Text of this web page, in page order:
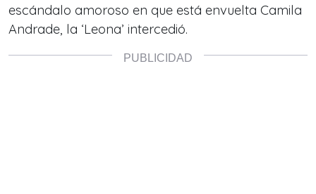
escándalo amoroso en que está envuelta Camila
Andrade, la ‘Leona’ intercedió.